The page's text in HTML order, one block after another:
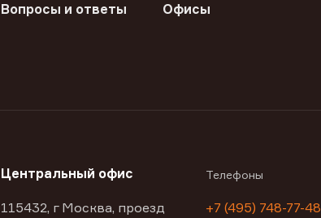
Вопросы и ответы Офисы
Центральный офис
115432, г Москва, проезд
Телефоны
+7 (495) 748-77-48